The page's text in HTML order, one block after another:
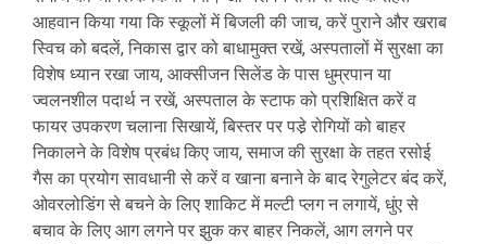
आहवान किया गया कि स्कूलों में बिजली की जाच, करें पुराने और खराब
स्विच को बदलें, निकास द्वार को बाधामुक्त रखें, अस्पतालों में सुरक्षा का
विशेष ध्यान रखा जाय, आक्सीजन सिलेंड के पास धुम्रपान या
ज्वलनशील पदार्थ न रखें, अस्पताल के स्टाफ को प्रशिक्षित करें व
फायर उपकरण चलाना सिखायें, बिस्तर पर पडे़ रोगियों को बाहर
निकालने के विशेष प्रबंध किए जाय, समाज की सुरक्षा के तहत रसोई
गैस का प्रयोग सावधानी से करें व खाना बनाने के बाद रेगुलेटर बंद करें,
ओवरलोडिंग से बचने के लिए शाकिट में मल्टी प्लग न लगायें, धुंए से
बचाव के लिए आग लगने पर झुक कर बाहर निकलें, आग लगने पर